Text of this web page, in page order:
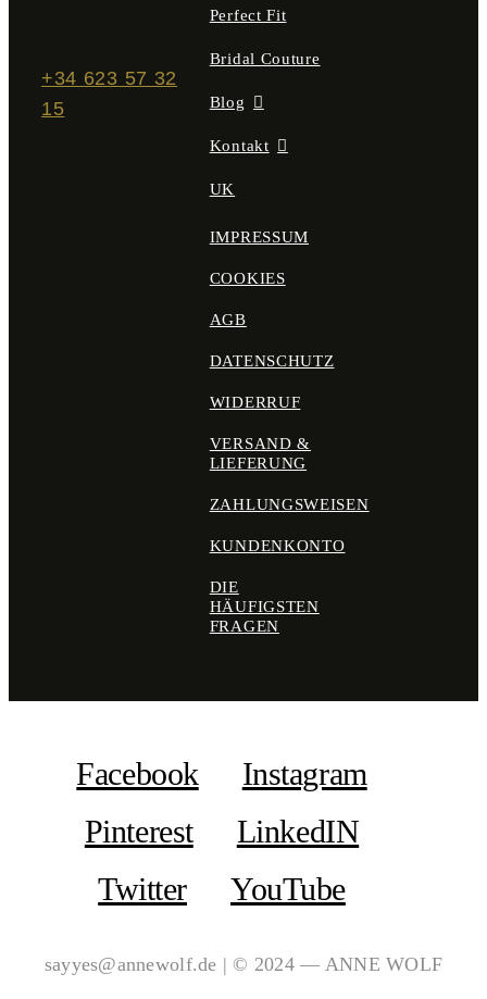
+34 623 57 32
15
Perfect Fit
Bridal Couture
Blog
Kontakt
UK
IMPRESSUM
COOKIES
AGB
DATENSCHUTZ
WIDERRUF
VERSAND &
LIEFERUNG
ZAHLUNGSWEISEN
KUNDENKONTO
DIE
HÄUFIGSTEN
FRAGEN
Facebook
Instagram
Pinterest
LinkedIN
Twitter
YouTube
sayyes@annewolf.de | © 2024 — ANNE WOLF